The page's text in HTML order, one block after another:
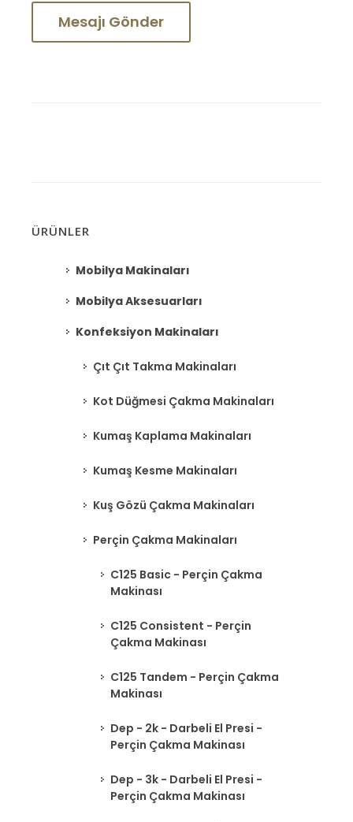
ÜRÜNLER
Mobilya Makinaları
Mobilya Aksesuarları
Konfeksiyon Makinaları
Çıt Çıt Takma Makinaları
Kot Düğmesi Çakma Makinaları
Kumaş Kaplama Makinaları
Kumaş Kesme Makinaları
Kuş Gözü Çakma Makinaları
Perçin Çakma Makinaları
C125 Basic - Perçin Çakma
Makinası
C125 Consistent - Perçin
Çakma Makinası
C125 Tandem - Perçin Çakma
Makinası
Dep - 2k - Darbeli El Presi -
Perçin Çakma Makinası
Dep - 3k - Darbeli El Presi -
Perçin Çakma Makinası